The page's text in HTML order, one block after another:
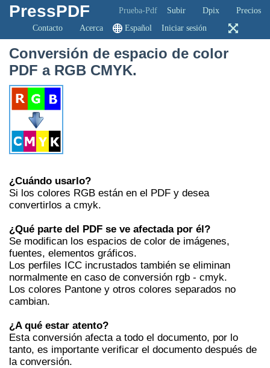
PressPDF Prueba-Pdf Subir Dpix
Precios
Contacto
Acerca Español Iniciar sesión
Conversión de espacio de color
PDF a RGB CMYK.
¿Cuándo usarlo?
Si los colores RGB están en el PDF y desea
convertirlos a cmyk.
¿Qué parte del PDF se ve afectada por él?
Se modifican los espacios de color de imágenes,
fuentes, elementos gráficos.
Los perfiles ICC incrustados también se eliminan
normalmente en caso de conversión rgb - cmyk.
Los colores Pantone y otros colores separados no
cambian.
¿A qué estar atento?
Esta conversión afecta a todo el documento, por lo
tanto, es importante verificar el documento después de
la conversión.